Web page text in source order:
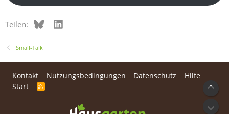
Teilen: BlueskyLinkedIn
Small-Talk
Kontakt Nutzungsbedingungen Datenschutz
Hilfe
Start
R